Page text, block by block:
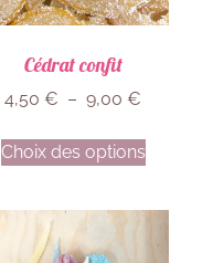
Cédrat confit
4,50 € – 9,00 €
Choix des options